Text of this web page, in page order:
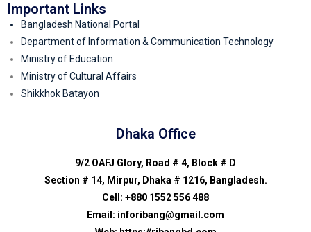
Important Links
Bangladesh National Portal
Department of Information & Communication Technology
Ministry of Education
Ministry of Cultural Affairs
Shikkhok Batayon
Dhaka Office
9/2 OAFJ Glory, Road # 4, Block # D
Section # 14, Mirpur, Dhaka # 1216, Bangladesh.
Cell: +880 1552 556 488
Email: inforibang@gmail.com